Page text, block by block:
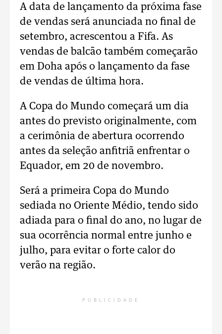
A data de lançamento da próxima fase
de vendas será anunciada no final de
setembro, acrescentou a Fifa. As
vendas de balcão também começarão
em Doha após o lançamento da fase
de vendas de última hora.
A Copa do Mundo começará um dia
antes do previsto originalmente, com
a cerimônia de abertura ocorrendo
antes da seleção anfitriã enfrentar o
Equador, em 20 de novembro.
Será a primeira Copa do Mundo
sediada no Oriente Médio, tendo sido
adiada para o final do ano, no lugar de
sua ocorrência normal entre junho e
julho, para evitar o forte calor do
verão na região.
PUBLICIDADE